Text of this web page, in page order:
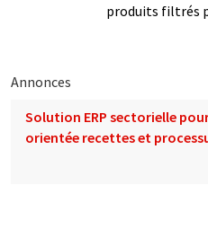
produits filtrés
Annonces
Solution ERP sectorielle
orientée recettes et